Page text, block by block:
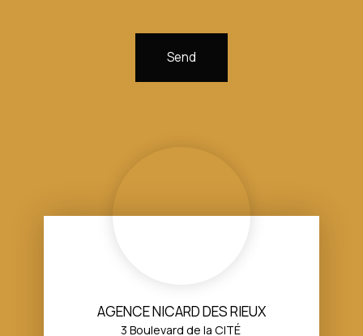
Send
AGENCE NICARD DES RIEUX
3 Boulevard de la CITÉ